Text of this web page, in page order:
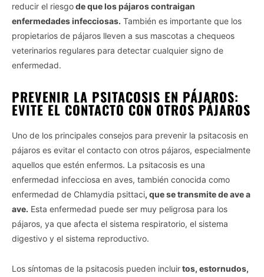
reducir el riesgode que los pájaros contraigan
enfermedades infecciosas. También es importante que los
propietarios de pájaros lleven a sus mascotas a chequeos
veterinarios regulares para detectar cualquier signo de
enfermedad.
PREVENIR LA PSITACOSIS EN PÁJAROS:
EVITE EL CONTACTO CON OTROS PÁJAROS
Uno de los principales consejos para prevenir la psitacosis en
pájaros es evitar el contacto con otros pájaros, especialmente
aquellos que estén enfermos. La psitacosis es una
enfermedad infecciosa en aves, también conocida como
enfermedad de Chlamydia psittaci, que se transmite de ave a
ave. Esta enfermedad puede ser muy peligrosa para los
pájaros, ya que afecta el sistema respiratorio, el sistema
digestivo y el sistema reproductivo.
Los síntomas de la psitacosis pueden incluirtos, estornudos,